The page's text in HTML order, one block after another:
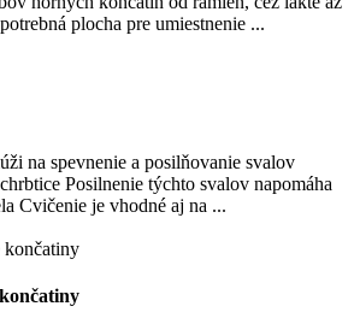
plocha pre umiestnenie ...
na spevnenie a posilňovanie svalov
Posilnenie týchto svalov napomáha
Cvičenie je vhodné aj na ...